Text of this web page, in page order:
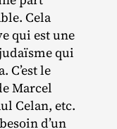
Cela
qui est une
qui
C’est le
Marcel
Celan, etc.
d’un